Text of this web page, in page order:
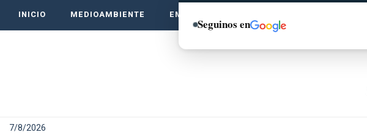
INICIO MEDIOAMBIENTE EMPRENDE VERDE
7/8/2026
Seguinos en